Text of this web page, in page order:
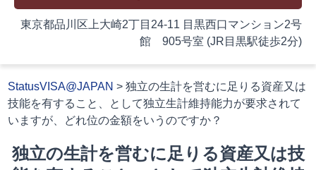
東京都品川区上大崎2丁目24-11 目黒西口マンション2号
館 905号室 (JR目黒駅徒歩2分)
StatusVISA@JAPAN >独立の生計を営むに足りる資産又は
技能を有すること、として独立生計維持能力が要求されて
いますが、どれ位の金額をいうのですか？
独立の生計を営むに足りる資産又は技